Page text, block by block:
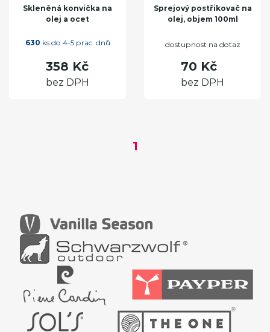
Skleněná konvička na
olej a ocet
630 ks do 4-5 prac. dnů
358 Kč
bez DPH
Sprejový postřikovač na
olej, objem 100ml
dostupnost na dotaz
70 Kč
bez DPH
1